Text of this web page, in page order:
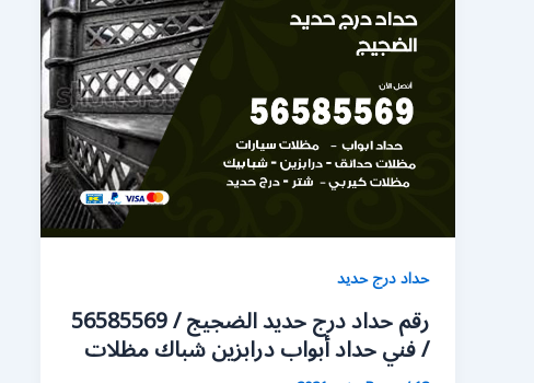
حداد درج حديد
رقم حداد درج حديد الضجيج / 56585569
/ فني حداد أبواب درابزين شباك مظلات